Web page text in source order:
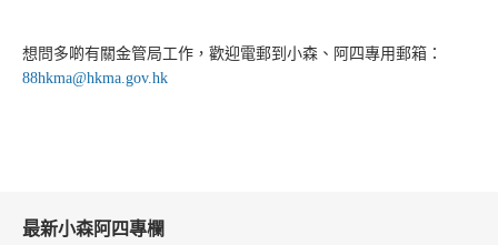
想問多啲有關金管局工作，歡迎電郵到小森、阿四專用郵箱：
88hkma@hkma.gov.hk
最新小森阿四專欄